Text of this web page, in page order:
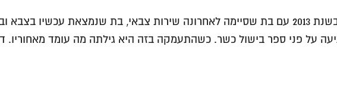
אני בן 44, מדרום אפריקה. אשתי ואני עלינו בעלייה. עלינו בשנת 2013 עם בת שסיימה לאחרונה שירות צבאי,
את תהליך הגיור בשנת 2012 כשאשתי הגיעה על פני ספר בישול כשר. כשהתעמקה בזה היא גילתה מה